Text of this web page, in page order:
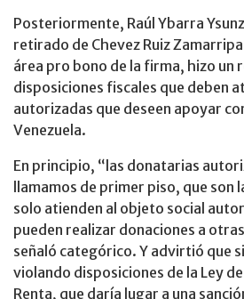
Posteriormente, Raúl Ybarra
retirado de Chevez Ruiz
área pro bono de la firma, hizo un
disposiciones fiscales que deben
autorizadas que deseen apoyar
Venezuela.
En principio, “las donatarias
llamamos de primer piso, que son
solo atienden al objeto social
pueden realizar donaciones a
señaló categórico. Y advirtió que
violando disposiciones de la Ley
Renta, que daría lugar a una